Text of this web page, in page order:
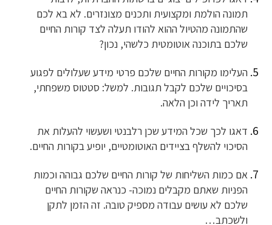
תמונה הולמת ומקצועית ותכנים מצונזרים. לא בא לכם
שהתמונה מהטיול ההוא להודו תעלה לצד קורות החיים
שלכם בתוכנה אוטומטית כלשהי, נכון?
העלימו מקורות החיים שלכם פרטי מידע שעלולים לפגוע
בסיכויים שלכם לקבל תגובות. למשל: סטטוס משפחתי,
תאריך לידה וכן הלאה.
דאגו לכך שכל המידע שכן רלבנטי ושעשוי להעלות את
הסיכוי להשלף בציידים האוטומטיים, יופיע בקורות החיים.
אם כמות השליחות של קורות החיים שלכם גבוהה וכמות
הפניות שאתם מקבלים נמוכה- כנראה שקורות החיים
שלכם לא עושים עבודה מספיק טובה. זה הזמן לתקן
ולשכתב…